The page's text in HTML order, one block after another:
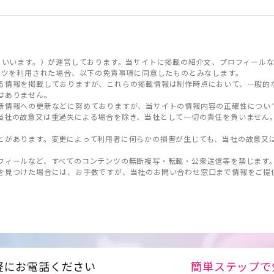
います。）が運営しております。当サイトに掲載の紹介文、プロフィール
を利用された場合、以下の免責事項に同意したものとみなします。
報を掲載しておりますが、これらの掲載情報は制作時点において、一般
りません。
報への更新などに努めておりますが、当サイトの情報内容の正確性につ
の故意又は重過失による場合を除き、当社として一切の責任を負いませ
あります。変更によって利用者に何らかの損害が生じても、当社の故意
ールなど、すべてのコンテンツの無断複写・転載・公衆送信等を禁じます
つけた場合には、お手数ですが、当社のお問い合わせ窓口まで情報をご
お電話ください 簡単ステップ